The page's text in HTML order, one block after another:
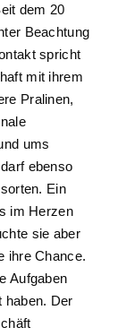
dem 20
Beachtung
spricht
mit ihrem
Pralinen,
ums
ebenso
Ein
im Herzen
sie aber
ihre Chance.
Aufgaben
haben. Der